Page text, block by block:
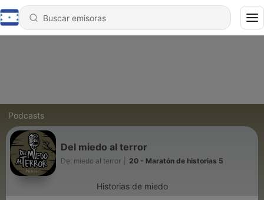
Podcasts
Del miedo al terror
Del miedo al terror 20 - Maratón de historias 5
Historias de miedo